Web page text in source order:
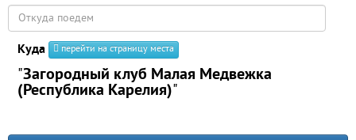
Куда перейти на страницу места
"Загородный клуб Малая Медвежка
(Республика Карелия)"